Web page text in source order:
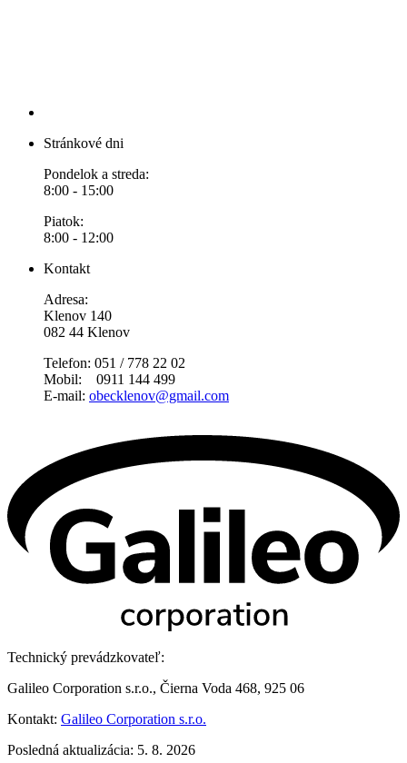
Stránkové dni
Pondelok a streda:
8:00 - 15:00
Piatok:
8:00 - 12:00
Kontakt
Adresa:
Klenov 140
082 44 Klenov
Telefon: 051 / 778 22 02
Mobil: 0911 144 499
E-mail: obecklenov@gmail.com
Technický prevádzkovateľ:
Galileo Corporation s.r.o., Čierna Voda 468, 925 06
Kontakt: Galileo Corporation s.r.o.
Posledná aktualizácia: 5. 8. 2026